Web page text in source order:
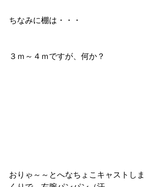
ちなみに棚は・・・
３ｍ～４ｍですが、何か？
おりゃ～～とへなちょこキャストしま